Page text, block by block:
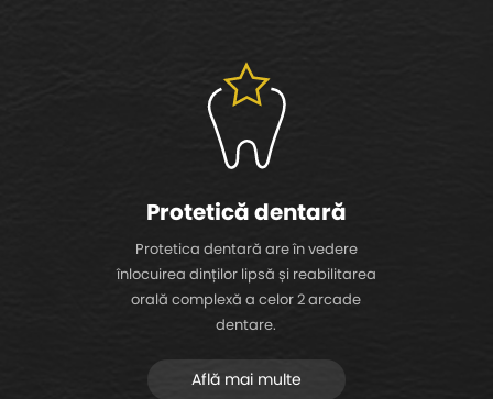
Protetică dentară
Protetica dentară are în vedere
înlocuirea dinților lipsă și reabilitarea
orală complexă a celor 2 arcade
dentare.
Află mai multe